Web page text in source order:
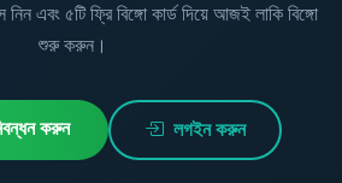
এবং ৫টি ফ্রি বিঙ্গো কার্ড দিয়ে আজই লাকি বিঙ্গো
শুরু করুন।
করুন লগইন করুন